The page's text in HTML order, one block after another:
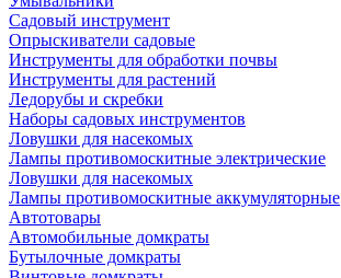
Садовый инструмент
Опрыскиватели садовые
Инструменты для обработки почвы
Инструменты для растений
Ледорубы и скребки
Наборы садовых инструментов
Ловушки для насекомых
Лампы противомоскитные электрические
Ловушки для насекомых
Лампы противомоскитные аккумуляторные
Автотовары
Автомобильные домкраты
Бутылочные домкраты